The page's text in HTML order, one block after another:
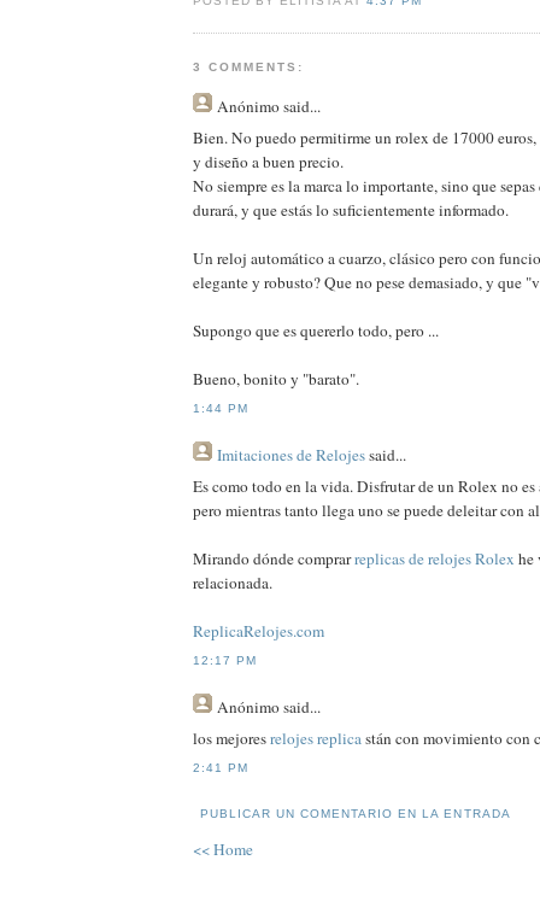
3 COMMENTS:
Anónimosaid...
Bien. No puedo permitirme un rolex de 17000
y diseño a buen precio.
No siempre es la marca lo importante, sino que
durará, y que estás lo suficientemente informado.
Un reloj automático a cuarzo, clásico pero con
elegante y robusto? Que no pese demasiado, y que
Supongo que es quererlo todo, pero ...
Bueno, bonito y "barato".
1:44 PM
Imitaciones de Relojessaid...
Es como todo en la vida. Disfrutar de un Rolex no es
pero mientras tanto llega uno se puede deleitar con
Mirando dónde comprarreplicas de relojes Rolex he
relacionada.
ReplicaRelojes.com
12:17 PM
Anónimosaid...
los mejoresrelojes replicastán con movimiento con
2:41 PM
PUBLICAR UN COMENTARIO EN LA ENTRADA
<< Home